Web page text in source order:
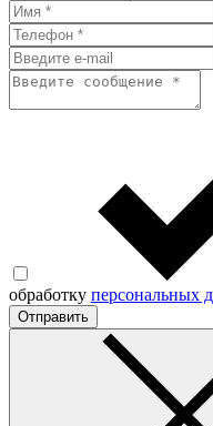
обработку персональных
Отправить